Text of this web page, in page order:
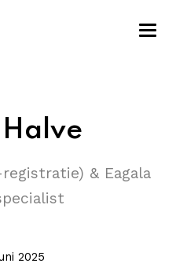
& Eagala
2025